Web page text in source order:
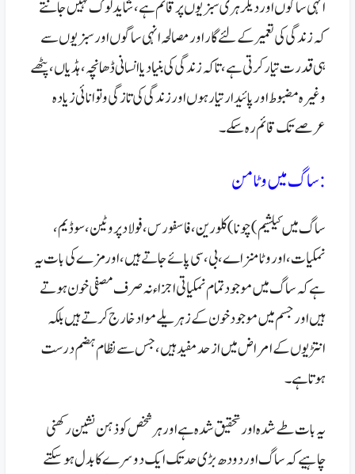
انہی ساگوں اور دیگر ہری سبزیوں پر قائم ہے،شاید لوگ نہیں جانتے
کہ زندگی کی تعمیر کے لئے گار اور مصالحہ انہی ساگوں اور سبزیوں سے
ہی قدرت تیار کرتی ہے،تاکہ زندگی کی بنیاد یا انسانی ڈھانچہ، ہڈیاں، پٹھے
وغیرہ مضبوط اور پائیدار تیار ہوں اور زندگی کی تازگی و توانائی زیادہ
عرصے تک قائم رہ سکے۔
:ساگ میں وٹامن
ساگ میں کیلشیم )چونا) کلورین، فاسفورس، فولاد پروٹین، سوڈیم،
نمکیات، اور وٹامنز اے، بی، سی پائے جاتے ہیں،اور مزے کی بات یہ
ہے کہ ساگ میں موجود تمام نمکیاتی اجزاء نہ صرف مصفی خون ہوتے
ہیں اور جسم میں موجود خون کے زہریلے مواد خارج کرتے ہیں بلکہ
انتڑیوں کے امراض میں ازحد مفید ہیں، جس سے نظام ہضم درست
ہوتا ہے۔
یہ بات طے شدہ اور تحقیق شدہ ہے اور ہر شخص کو ذہن نشین رکھنی
چاہیے کہ ساگ اور دودھ بڑی حد تک ایک دوسرے کا بدل ہو سکتے